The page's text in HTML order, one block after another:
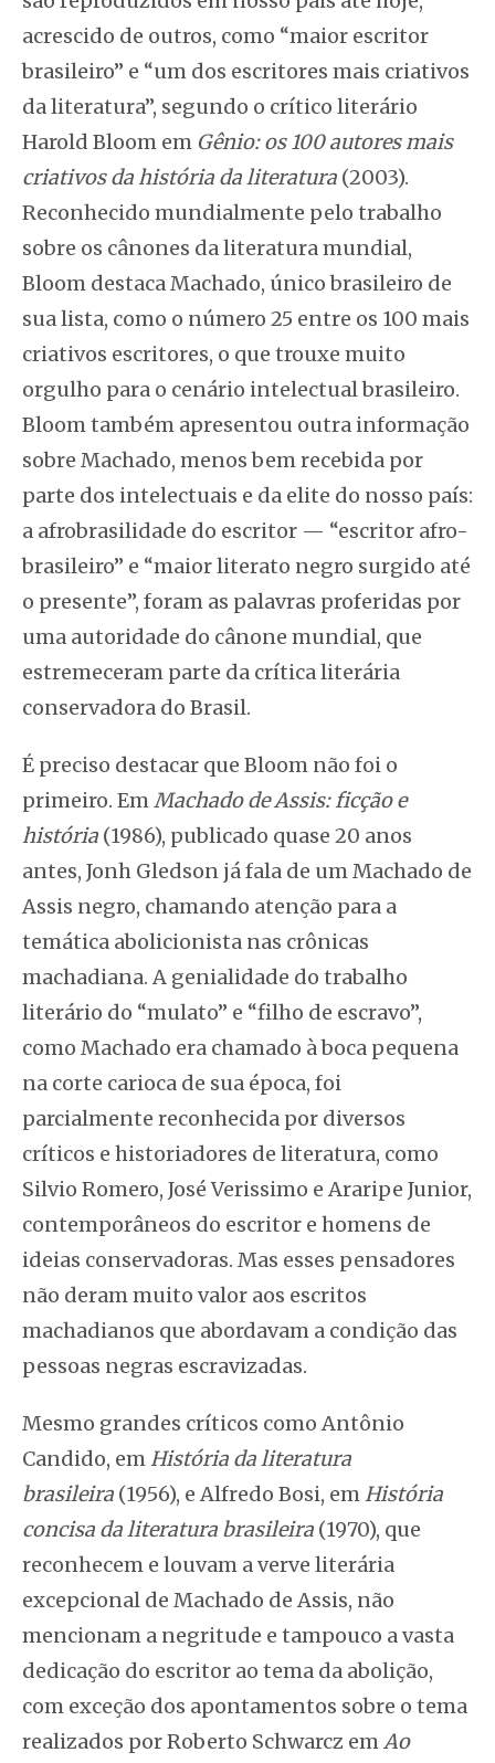
acrescido de outros, como “maior escritor
brasileiro” e “um dos escritores mais criativos
da literatura”, segundo o crítico literário
Harold Bloom em Gênio: os 100 autores mais
criativos da história da literatura (2003).
Reconhecido mundialmente pelo trabalho
sobre os cânones da literatura mundial,
Bloom destaca Machado, único brasileiro de
sua lista, como o número 25 entre os 100 mais
criativos escritores, o que trouxe muito
orgulho para o cenário intelectual brasileiro.
Bloom também apresentou outra informação
sobre Machado, menos bem recebida por
parte dos intelectuais e da elite do nosso país:
a afrobrasilidade do escritor — “escritor afro-
brasileiro” e “maior literato negro surgido até
o presente”, foram as palavras proferidas por
uma autoridade do cânone mundial, que
estremeceram parte da crítica literária
conservadora do Brasil.
É preciso destacar que Bloom não foi o
primeiro. EmMachado de Assis:ficção e
história (1986), publicado quase 20 anos
antes, Jonh Gledson já fala de um Machado de
Assis negro, chamando atenção para a
temática abolicionista nas crônicas
machadiana. A genialidade do trabalho
literário do “mulato” e “filho de escravo”,
como Machado era chamado à boca pequena
na corte carioca de sua época, foi
parcialmente reconhecida por diversos
críticos e historiadores de literatura, como
Silvio Romero, José Verissimo e Araripe Junior,
contemporâneos do escritor e homens de
ideias conservadoras. Mas esses pensadores
não deram muito valor aos escritos
machadianos que abordavam a condição das
pessoas negras escravizadas.
Mesmo grandes críticos como Antônio
Candido, emHistória da literatura
brasileira (1956), e Alfredo Bosi, emHistória
concisa da literatura brasileira (1970), que
reconhecem e louvam a verve literária
excepcional de Machado de Assis, não
mencionam a negritude e tampouco a vasta
dedicação do escritor ao tema da abolição,
com exceção dos apontamentos sobre o tema
realizados por Roberto Schwarcz emAo